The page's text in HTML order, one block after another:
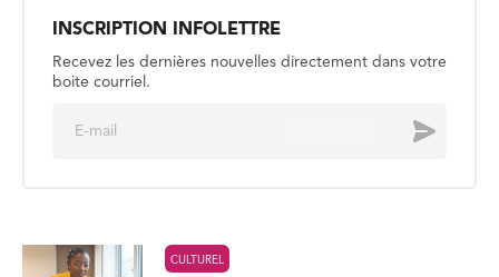
INSCRIPTION INFOLETTRE
Recevez les dernières nouvelles directement dans votre
boite courriel.
Envoyer
CULTUREL